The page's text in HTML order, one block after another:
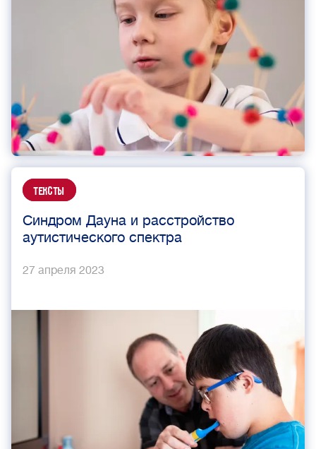
Тексты
Синдром Дауна и расстройство
аутистического спектра
27 апреля 2023